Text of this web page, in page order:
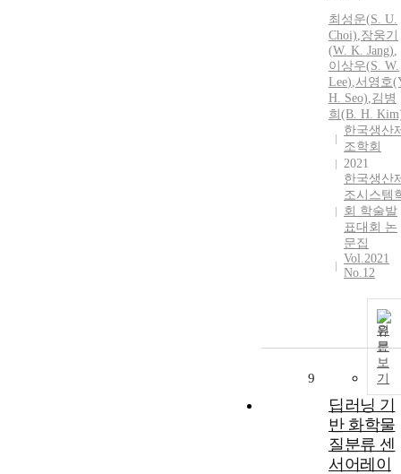
최성운(S. U.
Choi),장웅기
(W. K. Jang),
이상우(S. W.
Lee),서영호
H. Seo),김병
희(B. H.
한국생산
조학회
2021
한국생산
조시스템
회 학술발
표대회 논
문집
Vol.2021
No.12
원
문
보
기
9
딥러닝 기
반 화학물
질분류 센
서어레이